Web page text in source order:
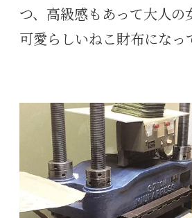
つ、高級感もあって大人の
可愛らしいねこ財布になっ